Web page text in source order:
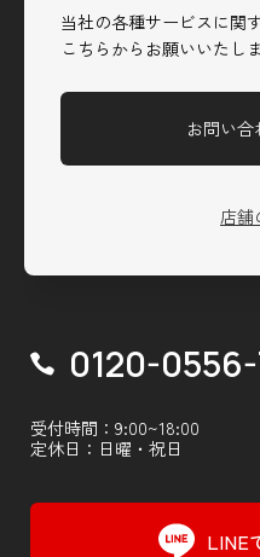
当社の各種サービスに関
こちらからお願いいたしま
お問い合
店舗
0120-
受付時間：9:00~18:00
定休日：日曜・祝日
LINE